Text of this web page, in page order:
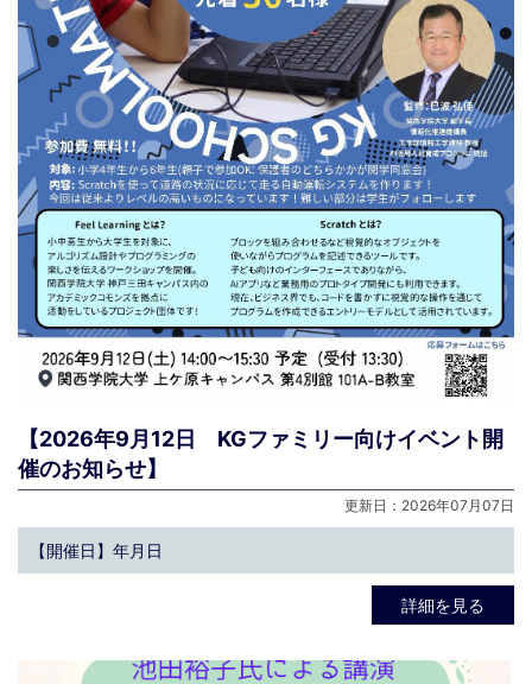
【2026年9月12日 KGファミリー向けイベント開
催のお知らせ】
更新日：2026年07月07日
【開催日】年月日
詳細を見る